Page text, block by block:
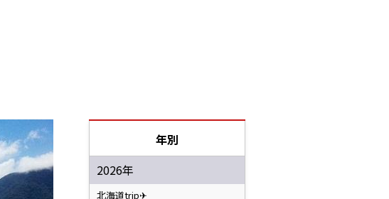
年別
2026年
北海道trip✈